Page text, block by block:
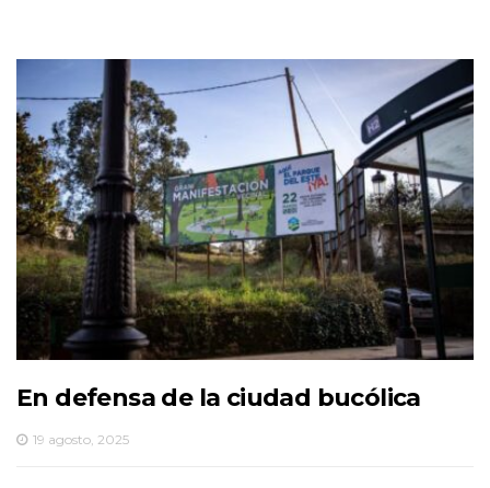
En defensa de la ciudad bucólica
19 agosto, 2025